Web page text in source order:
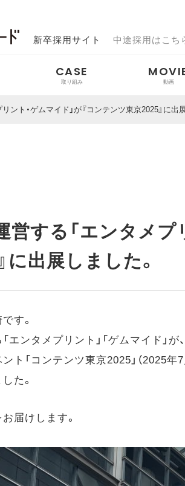
新卒採用サイト 中途採用はこち
CASE
27卒向け
28卒向け
イベント
メディア掲載・登壇情報
ント・ゲムマイド」が『コンテンツ東京2025』に出
営する「エンタメプ
に出展しました。
す。
エンタメプリント」「ゲムマイド」
ト「コンテンツ東京2025」（2025年
た。
届けします。